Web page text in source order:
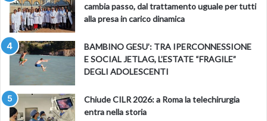
cambia passo, dal trattamento uguale per tutti
alla presa in carico dinamica
BAMBINO GESU’: TRA IPERCONNESSIONE
E SOCIAL JETLAG, L’ESTATE “FRAGILE”
DEGLI ADOLESCENTI
Chiude CILR 2026: a Roma la telechirurgia
entra nella storia